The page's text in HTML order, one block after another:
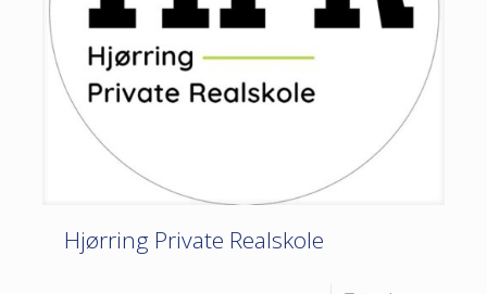
Hjørring Private Realskole